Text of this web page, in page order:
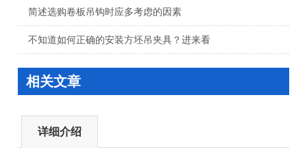
简述选购卷板吊钩时应多考虑的因素
不知道如何正确的安装方坯吊夹具？进来看
相关文章
详细介绍